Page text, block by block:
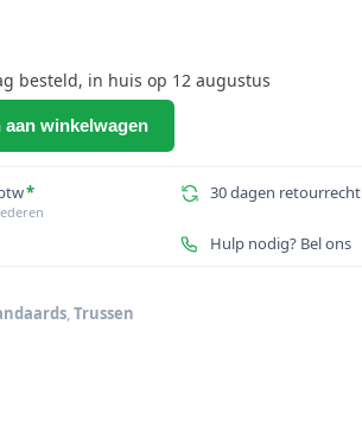
besteld, in huis op 12 augustus
aan winkelwagen
* 30 dagen retourrecht
Hulp nodig? Bel ons
, Trussen